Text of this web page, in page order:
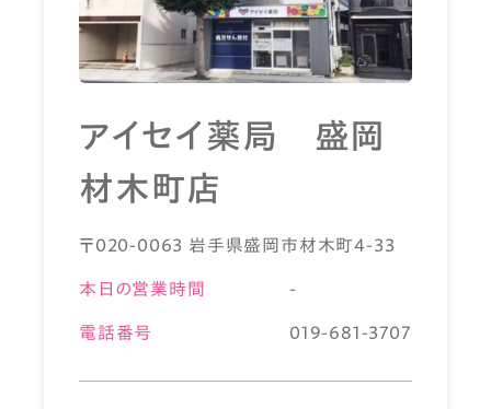
アイセイ薬局 盛岡
材木町店
〒020-0063 岩手県盛岡市材木町4-33
本日の営業時間 -
電話番号 019-681-3707